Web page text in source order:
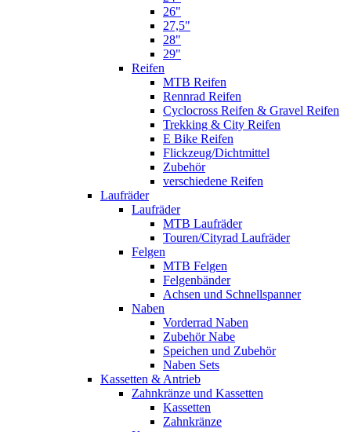
26"
27,5"
28"
29"
Reifen
MTB Reifen
Rennrad Reifen
Cyclocross Reifen & Gravel Reifen
Trekking & City Reifen
E Bike Reifen
Flickzeug/Dichtmittel
Zubehör
verschiedene Reifen
Laufräder
Laufräder
MTB Laufräder
Touren/Cityrad Laufräder
Felgen
MTB Felgen
Felgenbänder
Achsen und Schnellspanner
Naben
Vorderrad Naben
Zubehör Nabe
Speichen und Zubehör
Naben Sets
Kassetten & Antrieb
Zahnkränze und Kassetten
Kassetten
Zahnkränze